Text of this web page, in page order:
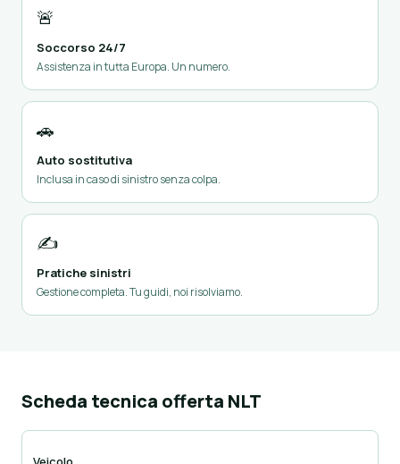
🚨
Soccorso 24/7
Assistenza in tutta Europa. Un numero.
🚗
Auto sostitutiva
Inclusa in caso di sinistro senza colpa.
✍️
Pratiche sinistri
Gestione completa. Tu guidi, noi risolviamo.
Scheda tecnica offerta NLT